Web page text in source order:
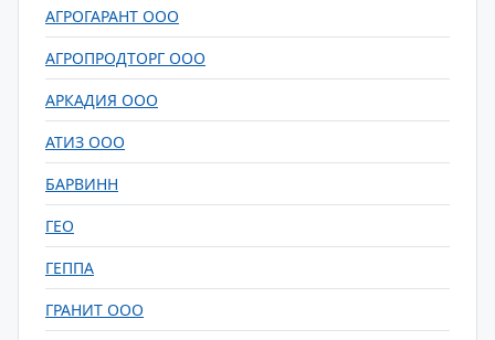
АГРОГАРАНТ ООО
АГРОПРОДТОРГ ООО
АРКАДИЯ ООО
АТИЗ ООО
БАРВИНН
ГЕО
ГЕППА
ГРАНИТ ООО